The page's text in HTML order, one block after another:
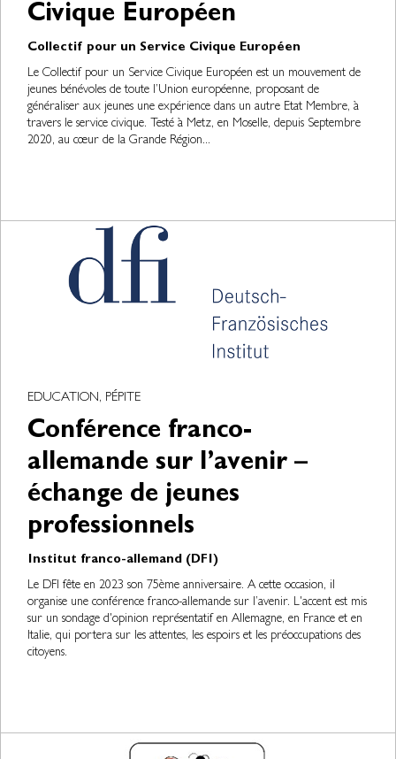
Civique Européen
Collectif pour un Service Civique Européen
Le Collectif pour un Service Civique Européen est un mouvement de
jeunes bénévoles de toute l’Union européenne, proposant de
généraliser aux jeunes une expérience dans un autre Etat Membre, à
travers le service civique. Testé à Metz, en Moselle, depuis Septembre
2020, au cœur de la Grande Région...
EDUCATION, PÉPITE
Conférence franco-
allemande sur l’avenir –
échange de jeunes
professionnels
Institut franco-allemand (DFI)
Le DFI fête en 2023 son 75ème anniversaire. A cette occasion, il
organise une conférence franco-allemande sur l’avenir. L'accent est mis
sur un sondage d'opinion représentatif en Allemagne, en France et en
Italie, qui portera sur les attentes, les espoirs et les préoccupations des
citoyens.